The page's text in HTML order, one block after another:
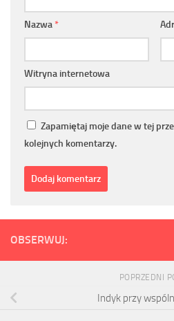
Nazwa *
Witryna internetowa
Zapamiętaj moje dane w tej
kolejnych komentarzy.
OBSERWUJ:
POPRZEDNI
Indyk przy